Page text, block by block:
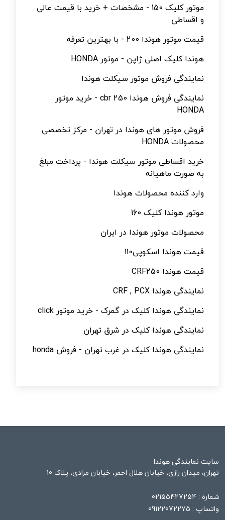
موتور کلیک 150 - مشخصات + خرید با قیمت عالی
و اقساطی
قیمت موتور هوندا 200 - با بهترین تعرفه
هوندا کلیک اصلی ژاپن - موتور HONDA
نمایندگی فروش موتور سیکلت هوندا
نمایندگی فروش هوندا cbr 250 - خرید موتور
HONDA
فروش موتور های هوندا در تهران - مرکز تخصصی
محصولات HONDA
خرید اقساطی موتور سیکلت هوندا - پرداخت مبلغ
به صورت ماهیانه
وارد کننده محصولات هوندا
موتور هوندا کلیک 160
محصولات موتور هوندا در ایران
قیمت هوندا اسکوپی110
قیمت هوندا CRF250
نمایندگی هوندا CRF , PCX
نمایندگی هوندا کلیک در گمرک - خرید موتور click
نمایندگی هوندا کلیک در شرق تهران
نمایندگی هوندا کلیک در غرب تهران - فروش honda
سایت نمایندگی هوندا
تهران، میدان رازی، خیابان هلال احمر، خیابان مرادی، پلاک 10
شماره :
واتساپ :